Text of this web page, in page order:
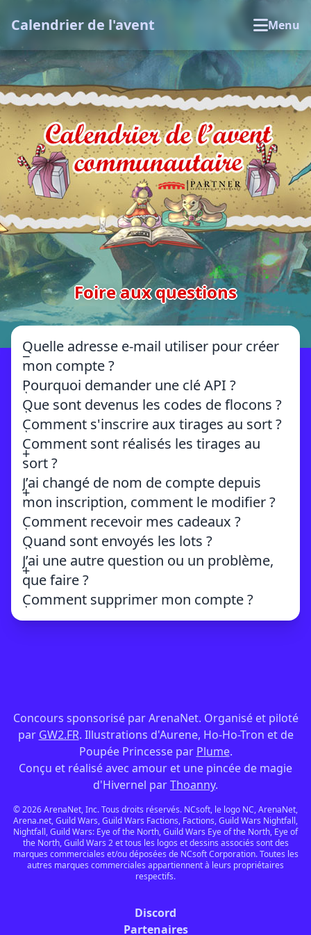
Calendrier de l'avent Menu
Foire aux questions
Quelle adresse e-mail utiliser pour créer
mon compte ?
Préférez l'utilisation d'une adresse e-mail différente
de celle de votre compte Guild Wars 2, mais que
vous consultez régulièrement (au moins pendant la
période du concours).
Évitez d’utiliser une adresse “poubelle”, puisque si
nous n’arrivons pas à vous contacter en jeu avec
votre nom compte, ou si vous gagnez un code ou un
lot physique, nous avons besoin de vous contacter
sur l’adresse e-mail utilisée lors de votre inscription.
Pourquoi demander une clé API ?
Que sont devenus les codes de flocons ?
Comment s'inscrire aux tirages au sort ?
Comment sont réalisés les tirages au
sort ?
J’ai changé de nom de compte depuis
mon inscription, comment le modifier ?
Comment recevoir mes cadeaux ?
Quand sont envoyés les lots ?
J’ai une autre question ou un problème,
que faire ?
Comment supprimer mon compte ?
Concours sponsorisé par ArenaNet. Organisé et piloté
par GW2.FR. Illustrations d'Aurene, Ho-Ho-Tron et de
Poupée Princesse par Plume.
Conçu et réalisé avec amour et une pincée de magie
d'Hivernel parThoanny.
© 2026 ArenaNet, Inc. Tous droits réservés. NCsoft, le logo NC, ArenaNet,
Arena.net, Guild Wars, Guild Wars Factions, Factions, Guild Wars Nightfall,
Nightfall, Guild Wars: Eye of the North, Guild Wars Eye of the North, Eye of
the North, Guild Wars 2 et tous les logos et dessins associés sont des
marques commerciales et/ou déposées de NCsoft Corporation. Toutes les
autres marques commerciales appartiennent à leurs propriétaires
respectifs.
Discord
Partenaires